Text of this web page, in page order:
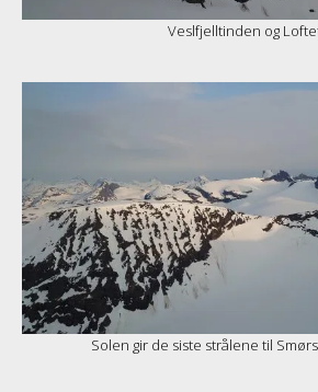
Veslfjelltinden og
Solen gir de siste strålene til